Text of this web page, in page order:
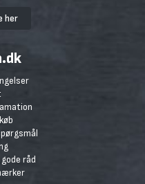
her
råd